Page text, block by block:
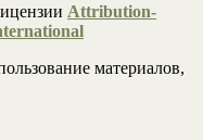
Attribution-
материалов,